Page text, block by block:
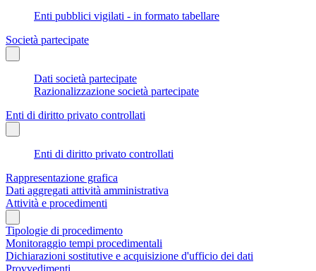
Enti pubblici vigilati - in formato tabellare
Società partecipate
Dati società partecipate
Razionalizzazione società partecipate
Enti di diritto privato controllati
Enti di diritto privato controllati
Rappresentazione grafica
Dati aggregati attività amministrativa
Attività e procedimenti
Tipologie di procedimento
Monitoraggio tempi procedimentali
Dichiarazioni sostitutive e acquisizione d'ufficio dei dati
Provvedimenti